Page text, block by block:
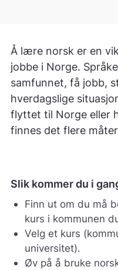
Å lære norsk er en
jobbe i Norge.
samfunnet, få jobb,
hverdagslige
flyttet til Norge eller
finnes det flere
Slik kommer du i
Finn ut om du må
kurs i kommunen
Velg et kurs
universitet).
Øv på å bruke